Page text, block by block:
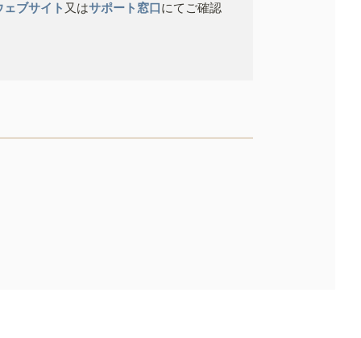
ブサイト 又はサポート窓口にてご確認